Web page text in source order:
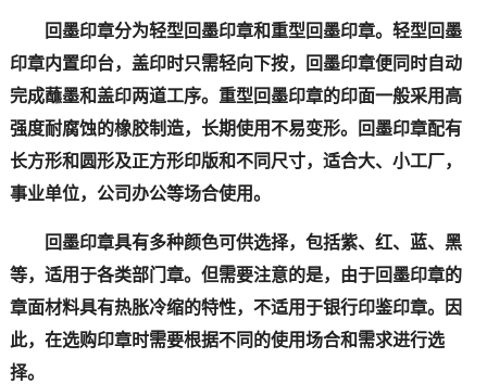
回墨印章分为轻型回墨印章和重型回墨印章。轻型回墨
印章内置印台，盖印时只需轻向下按，回墨印章便同时自动
完成蘸墨和盖印两道工序。重型回墨印章的印面一般采用高
强度耐腐蚀的橡胶制造，长期使用不易变形。回墨印章配有
长方形和圆形及正方形印版和不同尺寸，适合大、小工厂，
事业单位，公司办公等场合使用。
回墨印章具有多种颜色可供选择，包括紫、红、蓝、黑
等，适用于各类部门章。但需要注意的是，由于回墨印章的
章面材料具有热胀冷缩的特性，不适用于银行印鉴印章。因
此，在选购印章时需要根据不同的使用场合和需求进行选
择。